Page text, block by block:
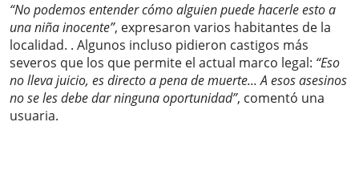
“No podemos entender cómo alguien puede hacerle esto a
una niña inocente”, expresaron varios habitantes de la
localidad. . Algunos incluso pidieron castigos más
severos que los que permite el actual marco legal: “Eso
no lleva juicio, es directo a pena de muerte... A esos asesinos
no se les debe dar ninguna oportunidad”, comentó una
usuaria.